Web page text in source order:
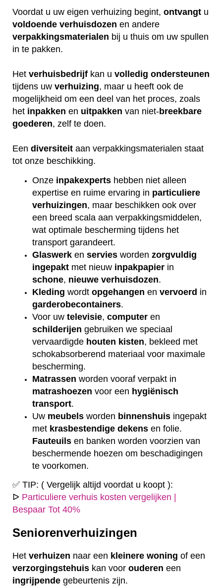
Voordat u uw eigen verhuizing begint, ontvangt u
voldoende verhuisdozen en andere
verpakkingsmaterialen bij u thuis om uw spullen
in te pakken.
Het verhuisbedrijf kan u volledig ondersteunen
tijdens uw verhuizing, maar u heeft ook de
mogelijkheid om een deel van het proces, zoals
het inpakken en uitpakken van niet-breekbare
goederen, zelf te doen.
Een diversiteit aan verpakkingsmaterialen staat
tot onze beschikking.
Onze inpakexperts hebben niet alleen
expertise en ruime ervaring in particuliere
verhuizingen, maar beschikken ook over
een breed scala aan verpakkingsmiddelen,
wat optimale bescherming tijdens het
transport garandeert.
Glaswerk en servies worden zorgvuldig
ingepakt met nieuw inpakpapier in
schone, nieuwe verhuisdozen.
Kleding wordt opgehangen en vervoerd in
garderobecontainers.
Voor uw televisie, computer en
schilderijen gebruiken we speciaal
vervaardigde houten kisten, bekleed met
schokabsorberend materiaal voor maximale
bescherming.
Matrassen worden vooraf verpakt in
matrashoezen voor een hygiënisch
transport.
Uw meubels worden binnenshuis ingepakt
met krasbestendige dekens en folie.
Fauteuils en banken worden voorzien van
beschermende hoezen om beschadigingen
te voorkomen.
✅ TIP: ( Vergelijk altijd voordat u koopt ):
ᐅ Particuliere verhuis kosten vergelijken |
Bespaar Tot 40%
Seniorenverhuizingen
Het verhuizen naar een kleinere woning of een
verzorgingstehuis kan voor ouderen een
ingrijpende gebeurtenis zijn.